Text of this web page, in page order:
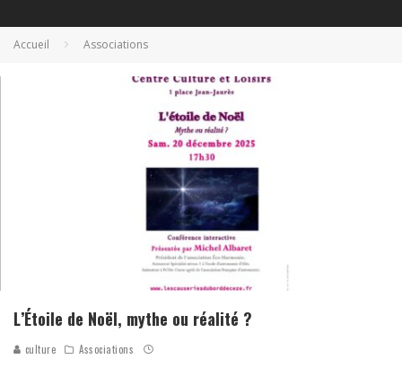
Accueil Associations
L’Étoile de Noël, mythe ou réalité ?
culture Associations